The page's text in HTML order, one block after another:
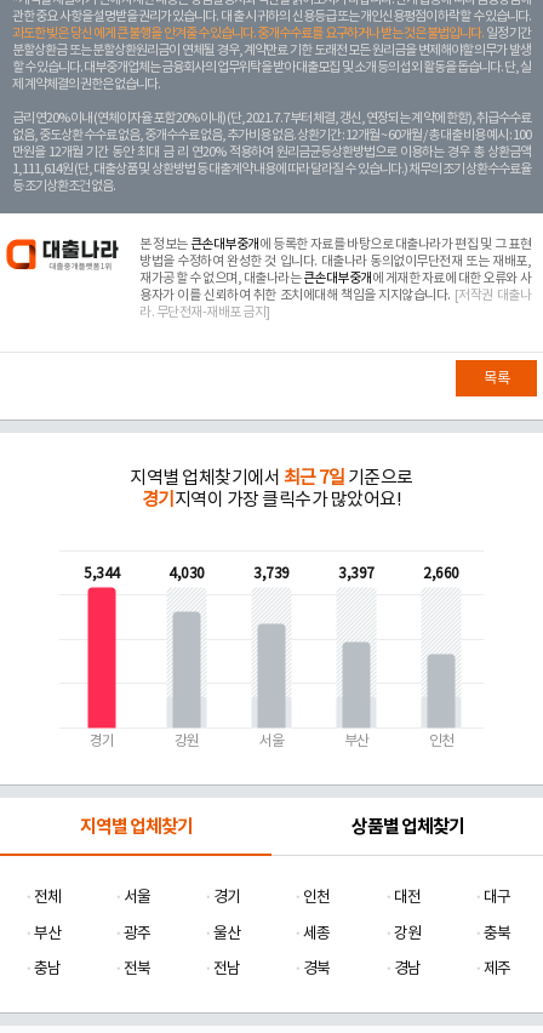
관한 중요 사항을 설명받을 권리가 있습니다. 대 출 시 귀하의 신용등급 또는 개인신용평점이 하락할 수 있습니다.
과도한 빚은 당신 에게 큰 불행을 안겨줄 수 있습니다. 중개수수료를 요구하거나 받는 것은 불법입니다. 일정 기간
분할상환금 또는 분할상환원리금이 연체될 경우, 계약만료 기한 도래전 모든 원리금을 변제해야할 의무가 발생
할 수 있습니다. 대부중개업체는 금융회사의 업무위탁을 받아 대출모집 및 소개 등의 섭외 활동을 돕습니다. 단, 실
제 계약체결의 권한은 없습니다.
금리 연20% 이내 (연체이자율 포함 20% 이내) (단, 2021. 7. 7부터 체결, 갱신, 연장되는 계 약에 한함), 취급수수료
없음, 중도상환 수수료 없음, 중개수수료 없음, 추가비용 없음. 상환기간 : 12개월 ~ 60개월 / 총 대출 비용 예시 : 100
만원을 12개월 기간 동안 최대 금 리 연20% 적용하여 원리금균등상환방법으로 이용하는 경우 총 상환금액
1,111,614원 (단, 대출상품 및 상환방법 등 대출계약 내용에 따라 달라질 수 있습니다.) 채무의 조기 상환수수료율
등 조기상환조건 없음.
본 정보는 큰손대부중개 에 등록한 자료를 바탕으로 대출나라가 편집 및 그 표현
방법을 수정하여 완성한 것 입니다. 대출나라 동의없이무단전재 또는 재배포,
재가공 할 수 없으며, 대출나라는큰손대부중개 에 게재한 자료에 대한 오류와 사
용자가 이를 신뢰하여 취한 조치에대해 책임을 지지않습니다. [저작권 대출나
라. 무단전재-재배포 금지]
목록
지역별 업체찾기에서 최근 7일 기준으로
경기 지역이 가장 클릭수가 많았어요!
5,344
경기
4,030
강원
3,739
서울
3,397
부산
2,660
인천
지역별 업체찾기 상품별 업체찾기
전체 서울 경기 인천 대전
대구
부산
광주 울산 세종 강원
충북
충남
전북 전남 경북 경남 제주